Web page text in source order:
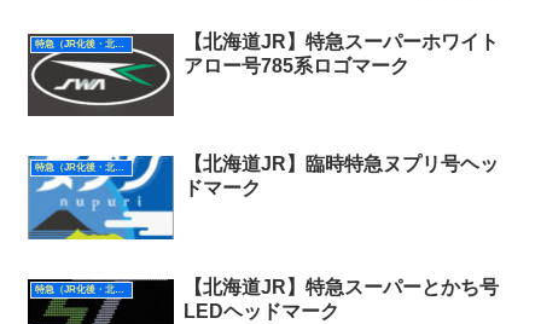
特急（JR化後・北海道）
【北海道JR】特急スーパーホワイト
アロー号785系ロゴマーク
【北海道JR】臨時特急ヌプリ号ヘッ
ドマーク
特急（JR化後・北海道）
【北海道JR】特急スーパーとかち号
LEDヘッドマーク